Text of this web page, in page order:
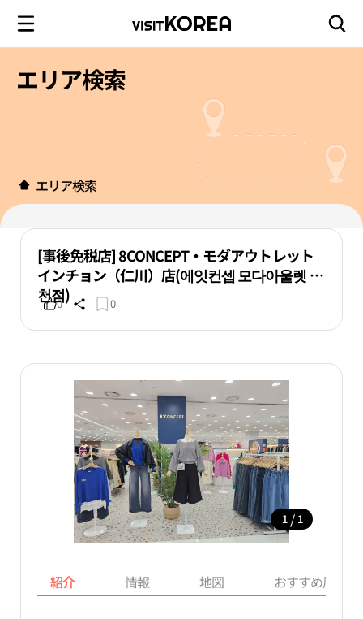
エリア検索
エリア検索
[事後免税店] 8CONCEPT・モダアウトレット
インチョン（仁川）店(에잇컨셉 모다아울렛 인
천점)
0 0
1 / 1
紹介 情報 地図 おすすめ周辺